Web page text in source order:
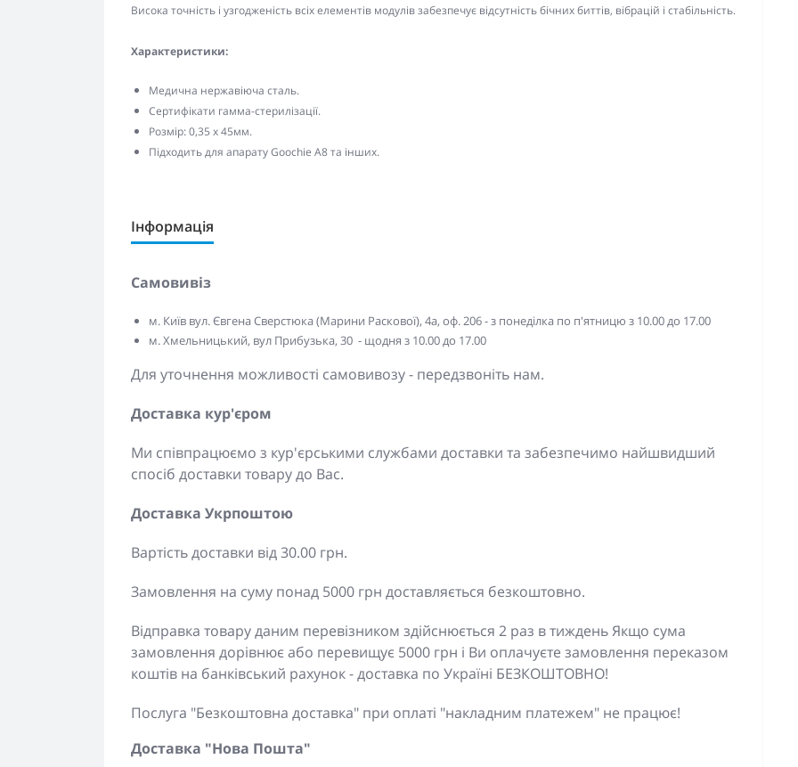
Висока точність і узгодженість всіх елементів модулів забезпечує відсутність бічних биттів, вібрацій і стабільність.
Характеристики:
Медична нержавіюча сталь.
Сертифікати гамма-стерилізації.
Розмір: 0,35 х 45мм.
Підходить для апарату Goochie A8 та інших.
Інформація
Самовивіз
м. Київ вул. Євгена Сверстюка (Марини Раскової), 4а, оф. 206 - з понеділка по п'ятницю з 10.00 до 17.00
м. Хмельницький, вул Прибузька, 30 - щодня з 10.00 до 17.00
Для уточнення можливості самовивозу - передзвоніть нам.
Доставка кур'єром
Ми співпрацюємо з кур'єрськими службами доставки та забезпечимо найшвидший
спосіб доставки товару до Вас.
Доставка Укрпоштою
Вартість доставки від 30.00 грн.
Замовлення на суму понад 5000 грн доставляється безкоштовно.
Відправка товару даним перевізником здійснюється 2 раз в тиждень Якщо сума
замовлення дорівнює або перевищує 5000 грн і Ви оплачуєте замовлення переказом
коштів на банківський рахунок - доставка по Україні БЕЗКОШТОВНО!
Послуга "Безкоштовна доставка" при оплаті "накладним платежем" не працює!
Доставка "Нова Пошта"